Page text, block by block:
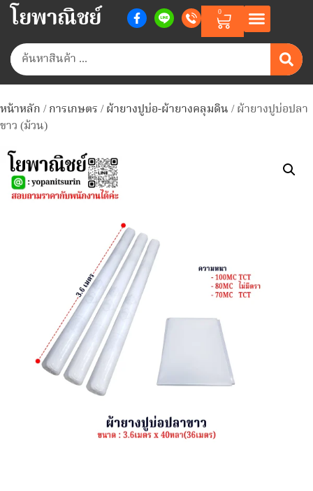
โยพาณิชย์ 0
หน้าหลัก/การเกษตร/ผ้ายางปูบ่อ-ผ้ายางคลุมดิน/ ผ้ายางปูบ่อปลา
ขาว (ม้วน)